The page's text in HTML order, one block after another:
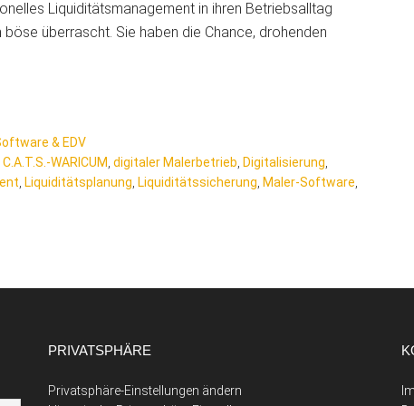
Liquiditätsmanagement in ihren Betriebsalltag
überrascht. Sie haben die Chance, drohenden
& EDV
C.A.T.S.-WARICUM digitaler Malerbetrieb Digitalisierung
Liquiditätsplanung Liquiditätssicherung Maler-Software
PRIVATSPHÄRE
Privatsphäre-Einstellungen ändern